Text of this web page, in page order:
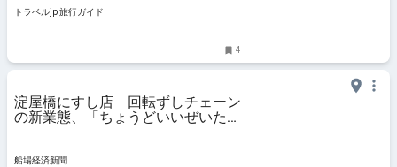
トラベルjp 旅行ガイド
4
淀屋橋にすし店 回転ずしチェーン
の新業態、「ちょうどいいぜいた
船場経済新聞